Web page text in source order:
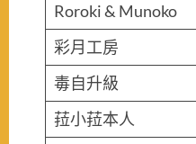
Roroki & Munoko
彩月工房
毒自升級
菈小菈本人